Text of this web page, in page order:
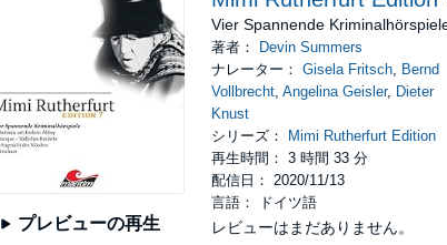
プレビューの再生
Vier Spannende
著者： Devin Summers
ナレーター：Gisela Fritsch Bernd
Vollbrecht ,Angelina Geisler, Dieter
Knust
シリーズ： Mimi Rutherfurt Edition
再生時間： 3 時間 33 分
配信日： 2020/11/13
言語： ドイツ語
レビューはまだありません。